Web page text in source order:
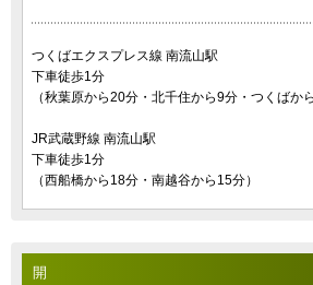
つくばエクスプレス線 南流山駅
下車徒歩1分
（秋葉原から20分・北千住から9分・つくばか
JR武蔵野線 南流山駅
下車徒歩1分
（西船橋から18分・南越谷から15分）
開